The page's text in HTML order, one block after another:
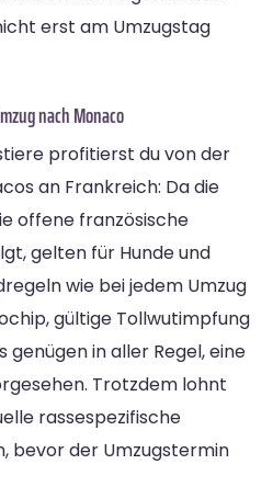
erst am Umzugstag
nach Monaco
profitierst du von der
an Frankreich: Da die
offene französische
gelten für Hunde und
wie bei jedem Umzug
gültige Tollwutimpfung
genügen in aller Regel, eine
Trotzdem lohnt
rassespezifische
bevor der Umzugstermin